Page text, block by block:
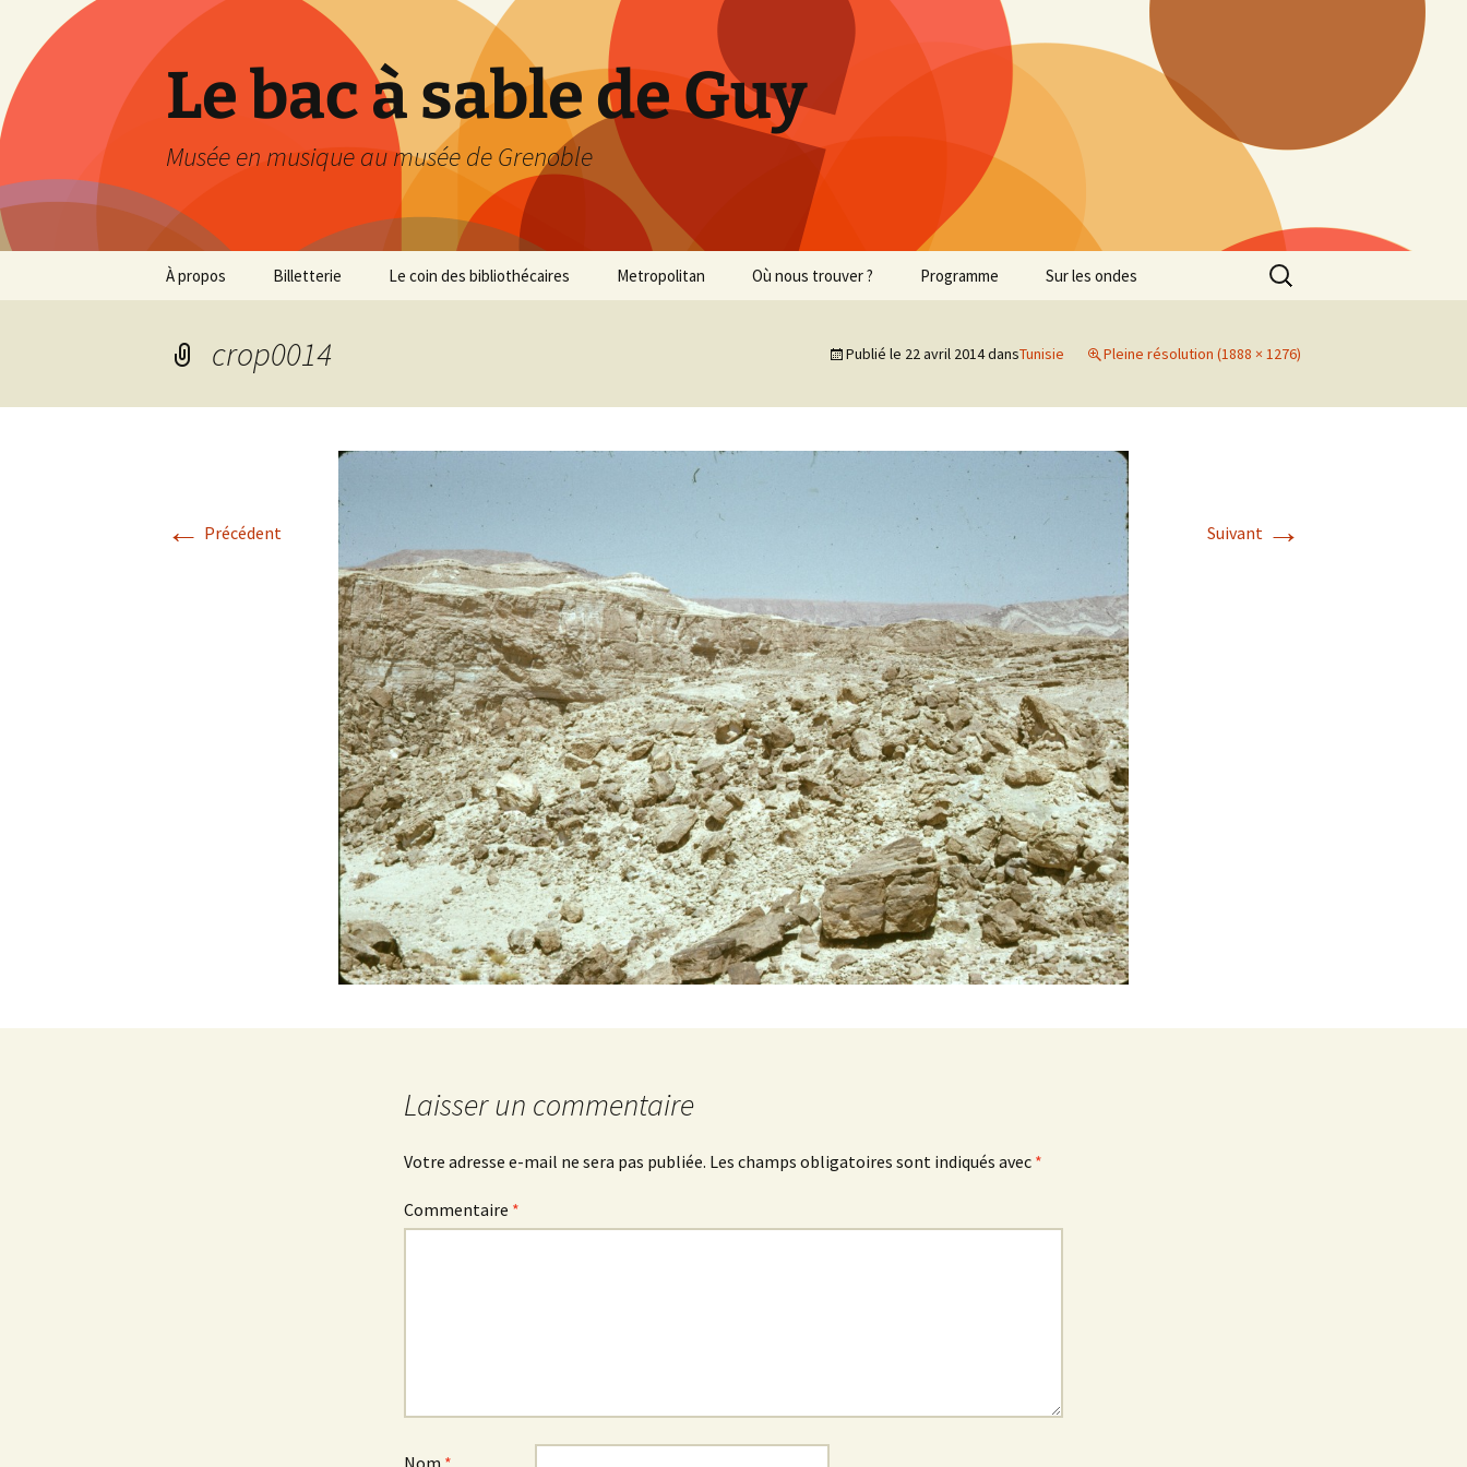
Le bac à sable de Guy
Musée en musique au musée de Grenoble
Aller
À propos Billetterie Le coin des bibliothécaires Metropolitan Où nous trouver ? Programme Sur les ondes
Rechercher :
crop0014 Publié le 22 avril 2014dansTunisie Pleine résolution (1888 × 1276)
← Précédent Suivant →
Laisser un commentaire
Votre adresse e-mail ne sera pas publiée. Les champs obligatoires sont indiqués avec *
Commentaire *